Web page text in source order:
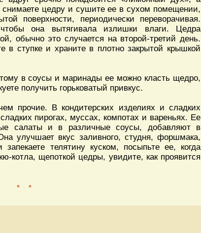
снимаете цедру и сушите ее в сухом помещении,
поверхности, периодически переворачивая.
чтобы она вытягивала излишки влаги. Цедра
обычно это случается на второй-третий день.
в ступке и храните в плотно закрытой крышкой
в соусы и маринады ее можно класть щедро,
получить горьковатый привкус.
прочие. В кондитерских изделиях и сладких
пирогах, муссах, компотах и вареньях. Ее
салаты и в различные соусы, добавляют в
улучшает вкус заливного, студня, форшмака,
телятину куском, посыпьте ее, когда
котла, щепоткой цедры, увидите, как проявится